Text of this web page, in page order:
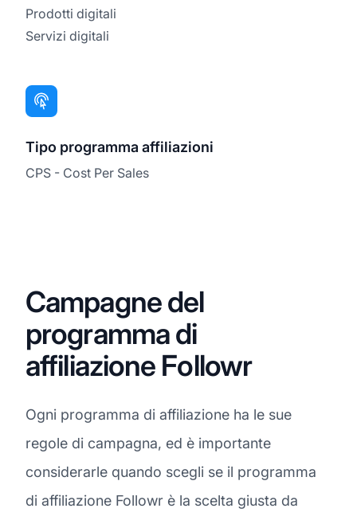
Prodotti digitali
Servizi digitali
Tipo programma affiliazioni
CPS - Cost Per Sales
Campagne del
programma di
affiliazione Followr
Ogni programma di affiliazione ha le sue
regole di campagna, ed è importante
considerarle quando scegli se il programma
di affiliazione Followr è la scelta giusta da